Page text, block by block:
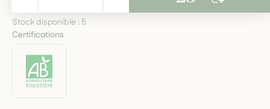
Stock disponible : 5
Certifications